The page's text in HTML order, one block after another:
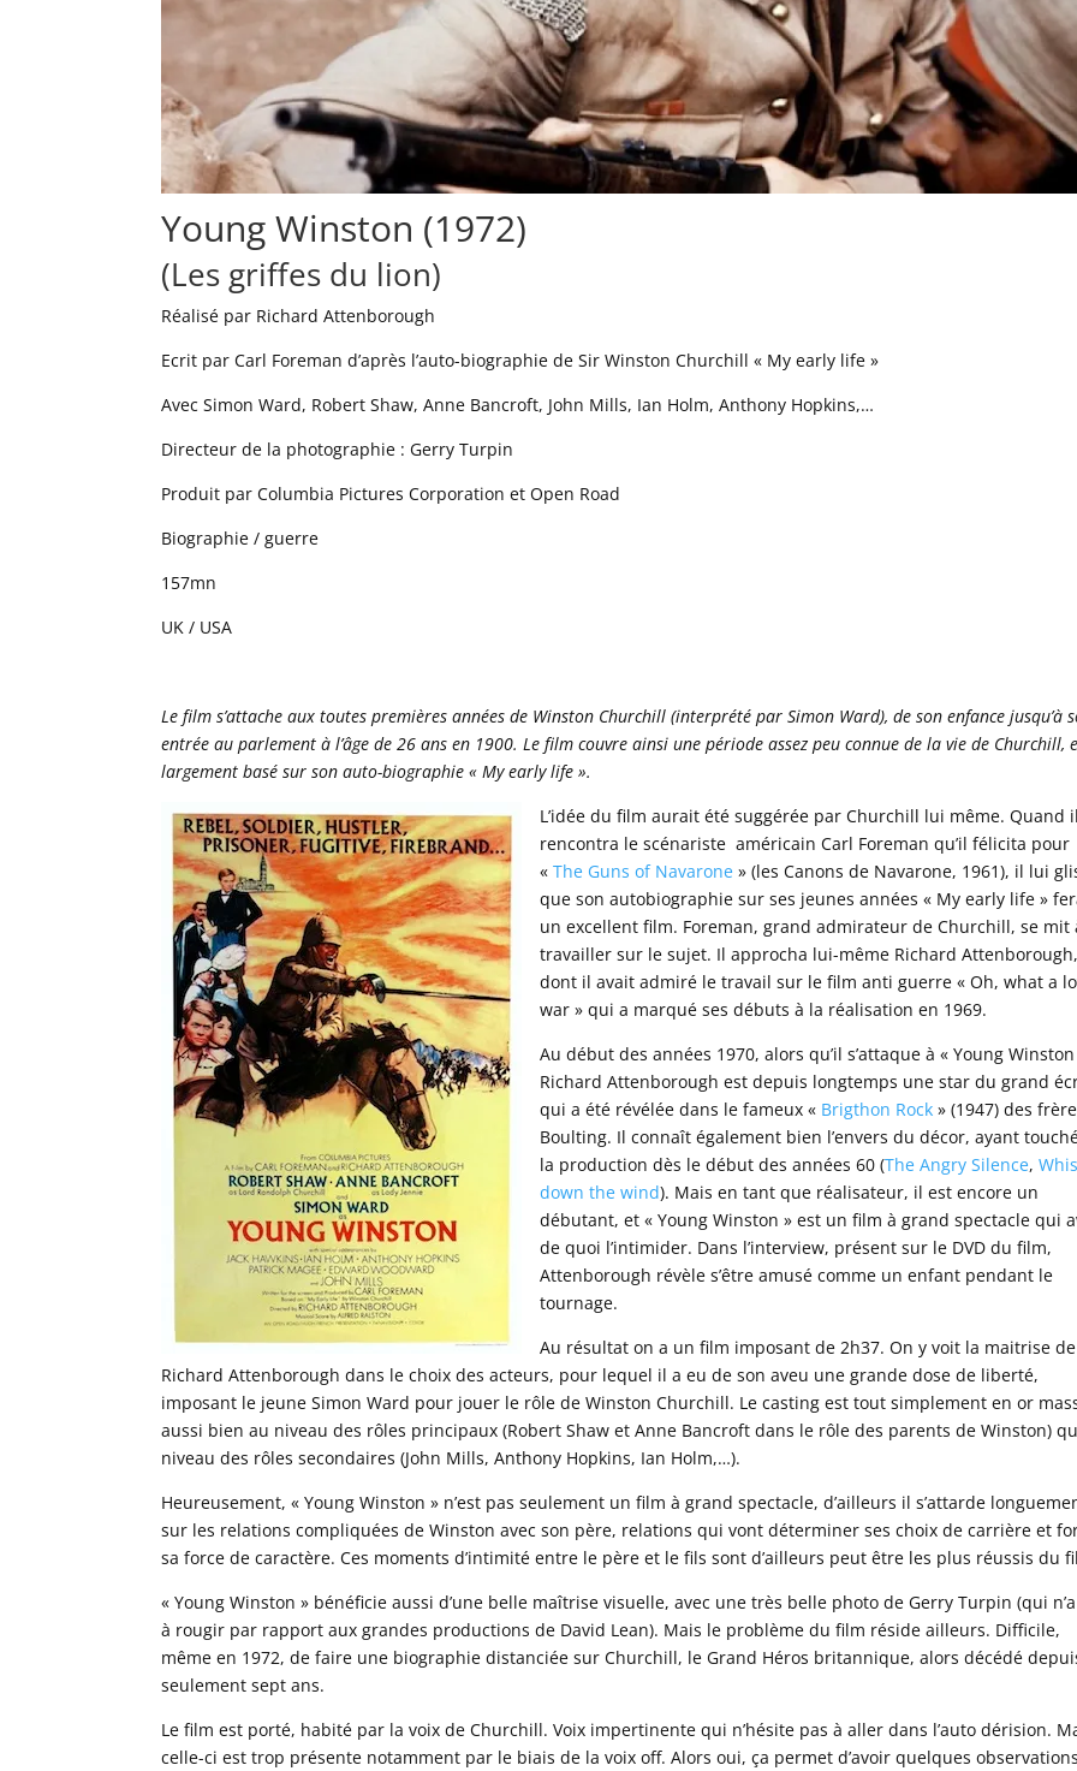
Young Winston (1972)
(Les griffes du lion)
Réalisé par Richard Attenborough
Ecrit par Carl Foreman d’après l’auto-biographie de Sir Winston Churchill « My early life »
Avec Simon Ward, Robert Shaw, Anne Bancroft, John Mills, Ian Holm, Anthony Hopkins,…
Directeur de la photographie : Gerry Turpin
Produit par Columbia Pictures Corporation et Open Road
Biographie / guerre
157mn
UK / USA
Le film s’attache aux toutes premières années de Winston Churchill (interprété par Simon Ward), de son enfance jusqu’à
entrée au parlement à l’âge de 26 ans en 1900. Le film couvre ainsi une période assez peu connue de la vie de Churchill,
largement basé sur son auto-biographie « My early life ».
L’idée du film aurait été suggérée par Churchill lui même. Quand il
rencontra le scénariste américain Carl Foreman qu’il félicita pour
«The Guns of Navarone » (les Canons de Navarone, 1961), il lui
que son autobiographie sur ses jeunes années « My early life »
un excellent film. Foreman, grand admirateur de Churchill, se mit
travailler sur le sujet. Il approcha lui-même Richard Attenborough,
dont il avait admiré le travail sur le film anti guerre « Oh, what a
war » qui a marqué ses débuts à la réalisation en 1969.
Au début des années 1970, alors qu’il s’attaque à « Young Winston
Richard Attenborough est depuis longtemps une star du grand
qui a été révélée dans le fameux « Brigthon Rock » (1947) des
Boulting. Il connaît également bien l’envers du décor, ayant
la production dès le début des années 60 (The Angry Silence,
down the wind). Mais en tant que réalisateur, il est encore un
débutant, et « Young Winston » est un film à grand spectacle qui
de quoi l’intimider. Dans l’interview, présent sur le DVD du film,
Attenborough révèle s’être amusé comme un enfant pendant le
tournage.
Au résultat on a un film imposant de 2h37. On y voit la maitrise de
Richard Attenborough dans le choix des acteurs, pour lequel il a eu de son aveu une grande dose de liberté,
imposant le jeune Simon Ward pour jouer le rôle de Winston Churchill. Le casting est tout simplement en or
aussi bien au niveau des rôles principaux (Robert Shaw et Anne Bancroft dans le rôle des parents de Winston)
niveau des rôles secondaires (John Mills, Anthony Hopkins, Ian Holm,…).
Heureusement, « Young Winston » n’est pas seulement un film à grand spectacle, d’ailleurs il s’attarde
sur les relations compliquées de Winston avec son père, relations qui vont déterminer ses choix de carrière et
sa force de caractère. Ces moments d’intimité entre le père et le fils sont d’ailleurs peut être les plus réussis du
« Young Winston » bénéficie aussi d’une belle maîtrise visuelle, avec une très belle photo de Gerry Turpin (qui
à rougir par rapport aux grandes productions de David Lean). Mais le problème du film réside ailleurs. Difficile,
même en 1972, de faire une biographie distanciée sur Churchill, le Grand Héros britannique, alors décédé
seulement sept ans.
Le film est porté, habité par la voix de Churchill. Voix impertinente qui n’hésite pas à aller dans l’auto dérision.
celle-ci est trop présente notamment par le biais de la voix off. Alors oui, ça permet d’avoir quelques observations